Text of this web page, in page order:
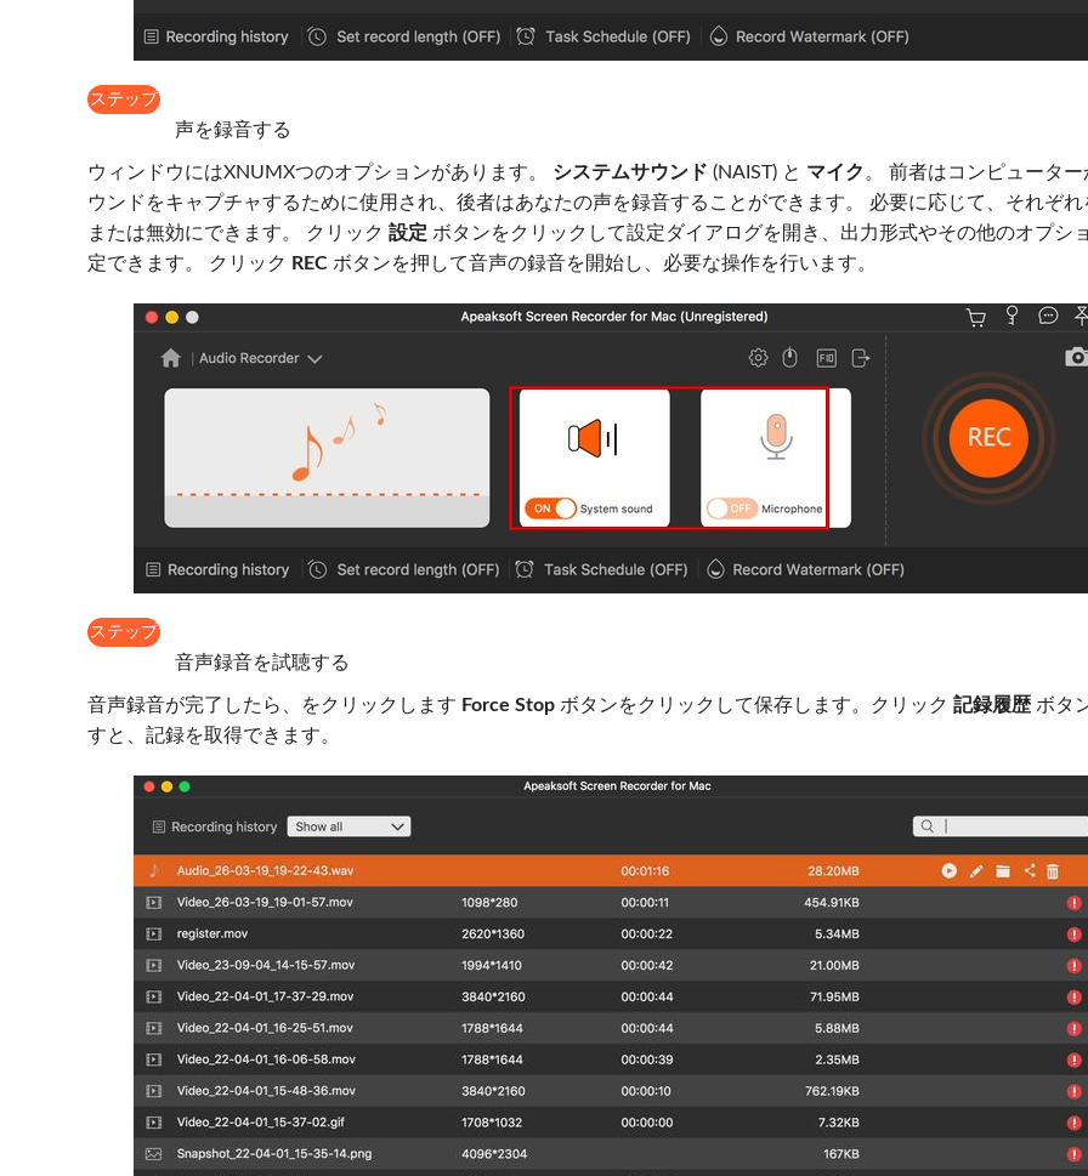
ステップ
声を録音する
ウィンドウにはXNUMXつのオプションがあります。 システムサウンド (NAIST) と マイク 。 前者はコンピューター
ウンドをキャプチャするために使用され、後者はあなたの声を録音することができます。 必要に応じて、それぞれ
または無効にできます。 クリック 設定 ボタンをクリックして設定ダイアログを開き、出力形式やその他のオプシ
定できます。 クリック
REC ボタンを押して音声の録音を開始し、必要な操作を行います。
ステップ
音声録音を試聴する
音声録音が完了したら、をクリックします Force Stop ボタンをクリックして保存します。クリック 記録履歴ボタ
すと、記録を取得できます。